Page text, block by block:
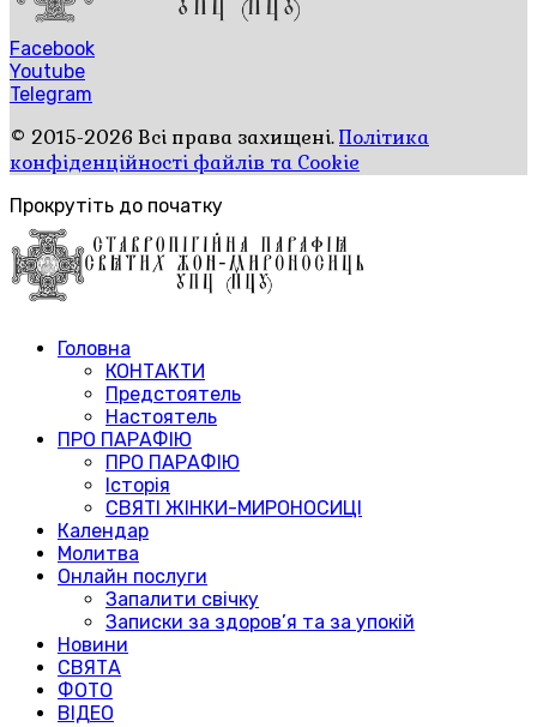
Facebook
Youtube
Telegram
© 2015-2026 Всі права захищені.Політика
конфіденційності файлів та Cookie
Прокрутіть до початку
Головна
КОНТАКТИ
Предстоятель
Настоятель
ПРО ПАРАФІЮ
ПРО ПАРАФІЮ
Історія
СВЯТІ ЖІНКИ-МИРОНОСИЦІ
Календар
Молитва
Онлайн послуги
Запалити свічку
Записки за здоров’я та за упокій
Новини
СВЯТА
ФОТО
ВІДЕО